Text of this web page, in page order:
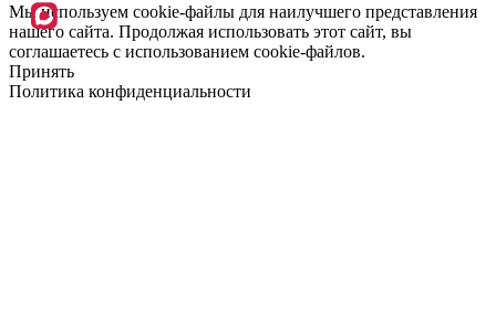
Мы используем cookie-файлы для наилучшего представления
нашего сайта. Продолжая использовать этот сайт, вы
соглашаетесь с использованием cookie-файлов.
Принять
Политика конфиденциальности